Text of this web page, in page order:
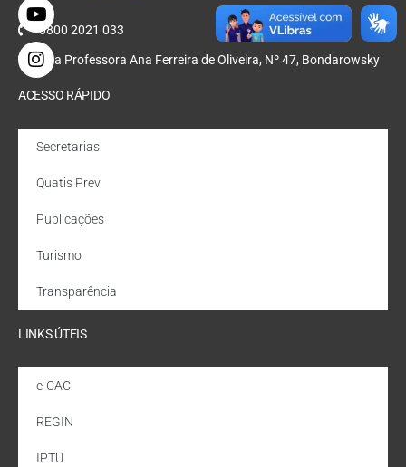
0800 2021 033
Rua Professora Ana Ferreira de Oliveira, Nº 47, Bondarowsky
ACESSO RÁPIDO
Secretarias
Quatis Prev
Publicações
Turismo
Transparência
LINKS ÚTEIS
e-CAC
REGIN
IPTU